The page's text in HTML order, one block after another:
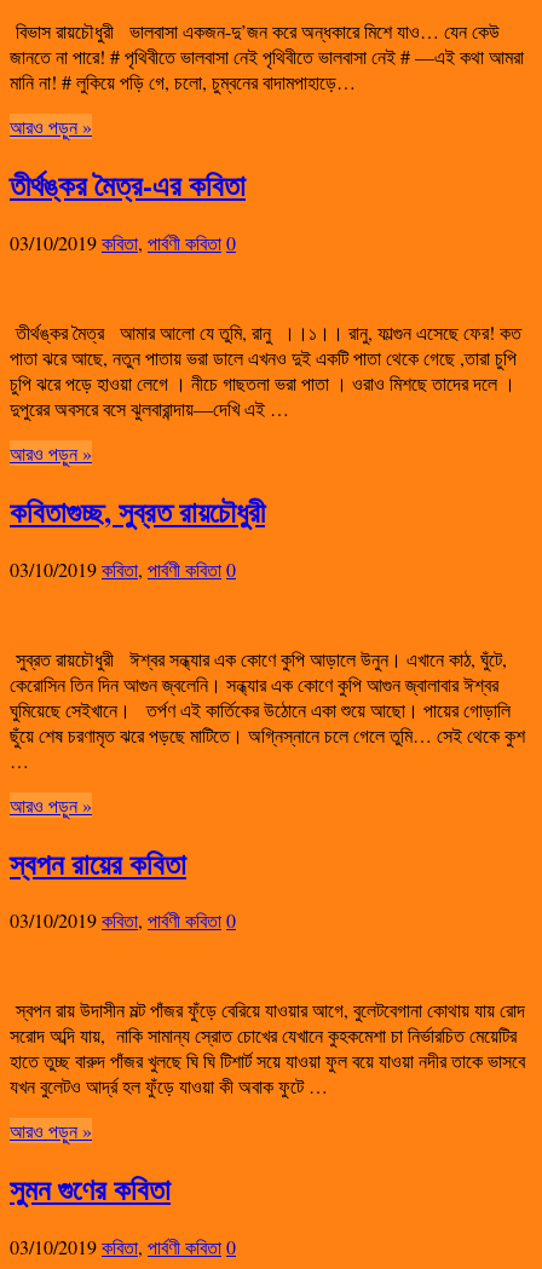
বিভাস রায়চৌধুরী ভালবাসা একজন-দু’জন করে অন্ধকারে মিশে যাও… যেন কেউ
জানতে না পারে! # পৃথিবীতে ভালবাসা নেই পৃথিবীতে ভালবাসা নেই # —এই কথা আমরা
মানি না! # লুকিয়ে পড়ি গে, চলো, চুম্বনের বাদামপাহাড়ে…
আরও পড়ুন »
তীর্থঙ্কর মৈত্র-এর কবিতা
03/10/2019কবিতা, পার্বণী কবিতা0
তীর্থঙ্কর মৈত্র আমার আলো যে তুমি, রানু ।।১।। রানু, ফাল্গুন এসেছে ফের! কত
পাতা ঝরে আছে, নতুন পাতায় ভরা ডালে এখনও দুই একটি পাতা থেকে গেছে ,তারা চুপি
চুপি ঝরে পড়ে হাওয়া লেগে । নীচে গাছতলা ভরা পাতা । ওরাও মিশছে তাদের দলে ।
দুপুরের অবসরে বসে ঝুলবারান্দায়—দেখি এই …
আরও পড়ুন »
কবিতাগুচ্ছ, সুব্রত রায়চৌধুরী
03/10/2019কবিতা, পার্বণী কবিতা0
সুব্রত রায়চৌধুরী ঈশ্বর সন্ধ্যার এক কোণে কুপি আড়ালে উনুন। এখানে কাঠ, ঘুঁটে,
কেরোসিন তিন দিন আগুন জ্বলেনি। সন্ধ্যার এক কোণে কুপি আগুন জ্বালাবার ঈশ্বর
ঘুমিয়েছে সেইখানে। তর্পণ এই কার্তিকের উঠোনে একা শুয়ে আছো। পায়ের গোড়ালি
ছুঁয়ে শেষ চরণামৃত ঝরে পড়ছে মাটিতে। অগ্নিস্নানে চলে গেলে তুমি… সেই থেকে কুশ
…
আরও পড়ুন »
স্বপন রায়ের কবিতা
03/10/2019কবিতা, পার্বণী কবিতা0
স্বপন রায় উদাসীন মল্ট পাঁজর ফুঁড়ে বেরিয়ে যাওয়ার আগে, বুলেটবেগানা কোথায় যায় রোদ
সরোদ অব্দি যায়, নাকি সামান্য স্রোত চোখের যেখানে কুহকমেশা চা নির্ভারচিত মেয়েটির
হাতে তুচ্ছ বারুদ পাঁজর খুলছে ঘি ঘি টিশার্ট সয়ে যাওয়া ফুল বয়ে যাওয়া নদীর তাকে ভাসবে
যখন বুলেটও আর্দ্র হল ফুঁড়ে যাওয়া কী অবাক ফুটে …
আরও পড়ুন »
সুমন গুণের কবিতা
03/10/2019কবিতা, পার্বণী কবিতা0